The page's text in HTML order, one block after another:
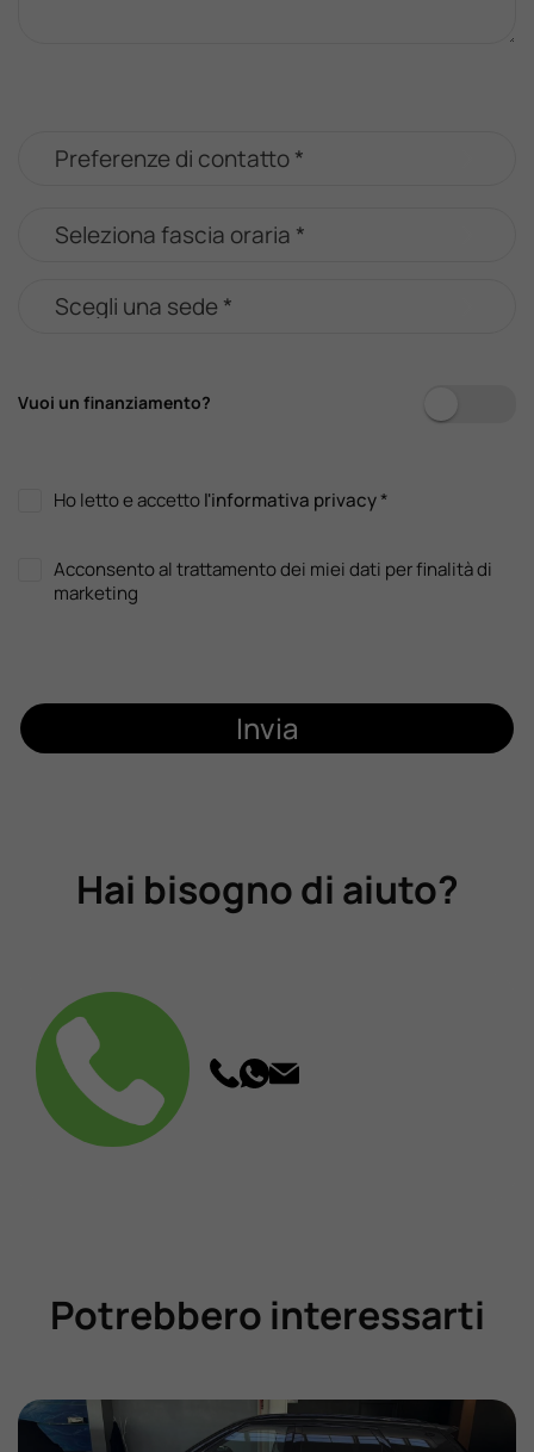
Vuoi un finanziamento?
Ho letto e accettol'informativa privacy*
Acconsento al trattamento dei miei dati per finalità di
marketing
Invia
Hai bisogno di aiuto?
Potrebbero interessarti